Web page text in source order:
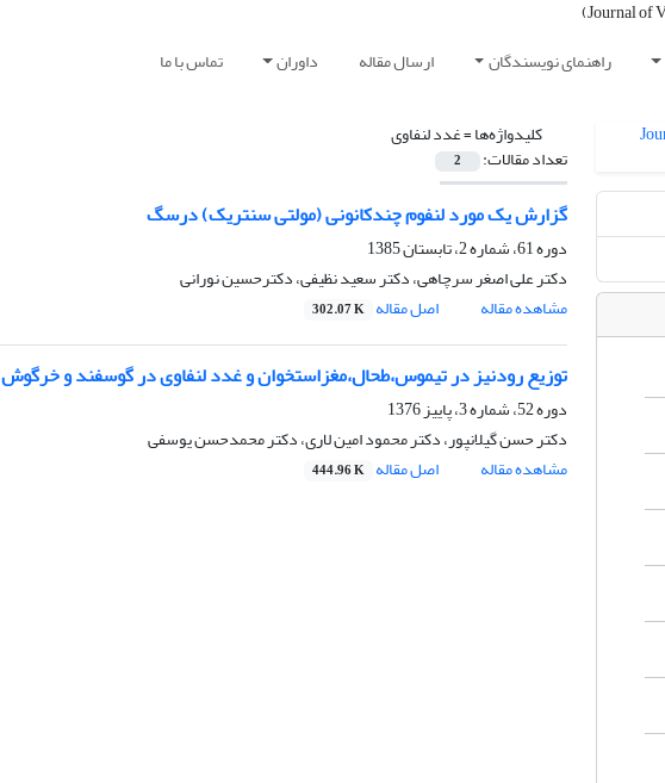
راهنمای نویسندگان ارسال مقاله داوران تماس با ما
کلیدواژه‌ها =غدد لنفاوی
تعداد مقالات: 2
گزارش یک مورد لنفوم چندکانونی (مولتی سنتریک) درسگ
دوره 61، شماره 2، تابستان 1385
دکتر علی اصغر سرچاهی، دکتر سعید نظیفی، دکترحسین نورانی
مشاهده مقاله
اصل مقاله 302.07 K
توزیع رودنیز در تیموس،طحال،مغزاستخوان و غدد لنفاوی در گوسفند و خرگوش
دوره 52، شماره 3، پاییز 1376
دکتر حسن گیلانپور، دکتر محمود امین لاری، دکتر محمدحسن یوسفی
مشاهده مقاله
اصل مقاله 444.96 K